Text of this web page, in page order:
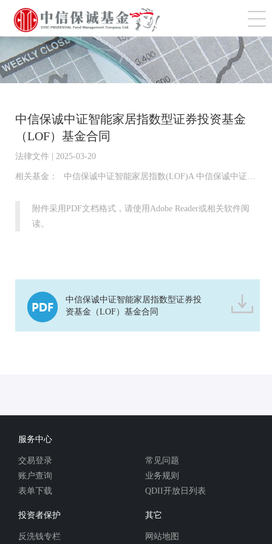
切
中信保诚中证智能家居指数型证券投资基金
（LOF）基金合同
法律文件 | 2025-03-20
相关基金： 中信保诚中证智能家居指数(LOF)A 中信保诚中证智能家居指数(LOF)C 中信保诚中证智能家居指数(LOF)E
附件采用PDF文档格式，请使用Adobe Reader或相关软件阅
读。
中信保诚中证智能家居指数型证券投
资基金（LOF）基金合同
服务中心
交易登录
账户查询
表单下载
常见问题
业务规则
QDII开放日列表
投资者保护
反洗钱专栏
其它
网站地图